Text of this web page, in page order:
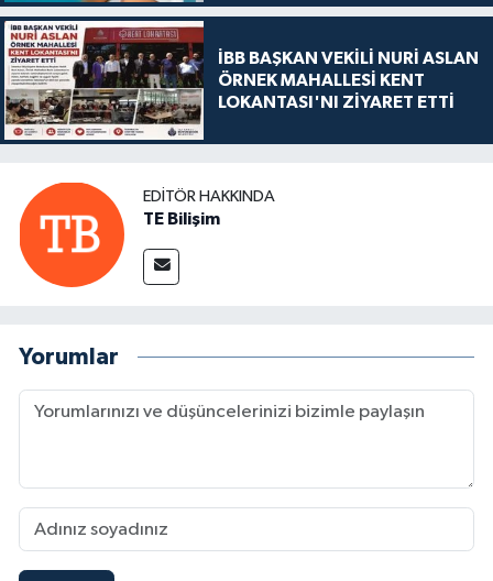
İBB BAŞKAN VEKİLİ NURİ ASLAN
ÖRNEK MAHALLESİ KENT
LOKANTASI'NI ZİYARET ETTİ
EDITÖR HAKKINDA
TE Bilişim
Yorumlar